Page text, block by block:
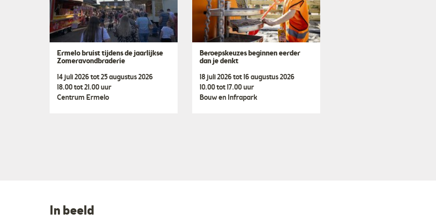
Ermelo bruist tijdens de jaarlijkse
Zomeravondbraderie
14 juli 2026 tot 25 augustus 2026
18.00 tot 21.00 uur
Centrum Ermelo
Beroepskeuzes beginnen eerder
dan je denkt
18 juli 2026 tot 16 augustus 2026
10.00 tot 17.00 uur
Bouw en Infrapark
In beeld